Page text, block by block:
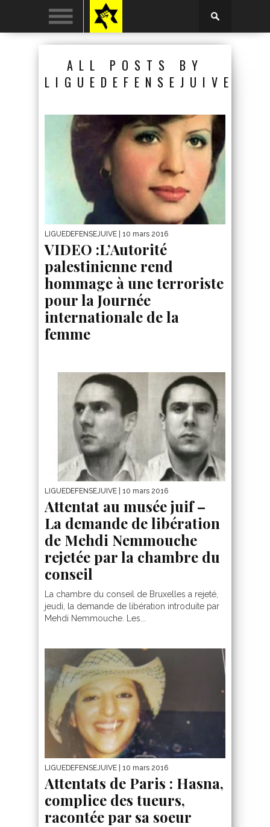
ALL POSTS BY
LIGUEDEFENSEJUIVE
LIGUEDEFENSEJUIVE | 10 mars 2016
VIDEO :L’Autorité
palestinienne rend
hommage à une terroriste
pour la Journée
internationale de la
femme
LIGUEDEFENSEJUIVE | 10 mars 2016
Attentat au musée juif –
La demande de libération
de Mehdi Nemmouche
rejetée par la chambre du
conseil
La chambre du conseil de Bruxelles a rejeté,
jeudi, la demande de libération introduite par
Mehdi Nemmouche. Les...
LIGUEDEFENSEJUIVE | 10 mars 2016
Attentats de Paris : Hasna,
complice des tueurs,
racontée par sa soeur